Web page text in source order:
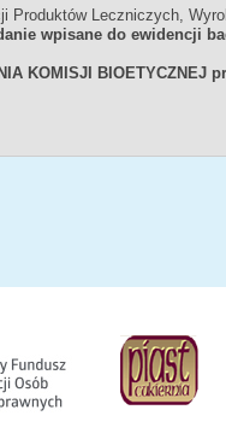
Produktów Leczniczych,
wpisane do ewidencji
KOMISJI BIOETYCZNEJ